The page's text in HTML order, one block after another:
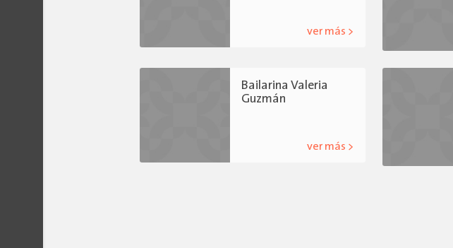
ver más >
Bailarina Valeria
Guzmán
ver más >